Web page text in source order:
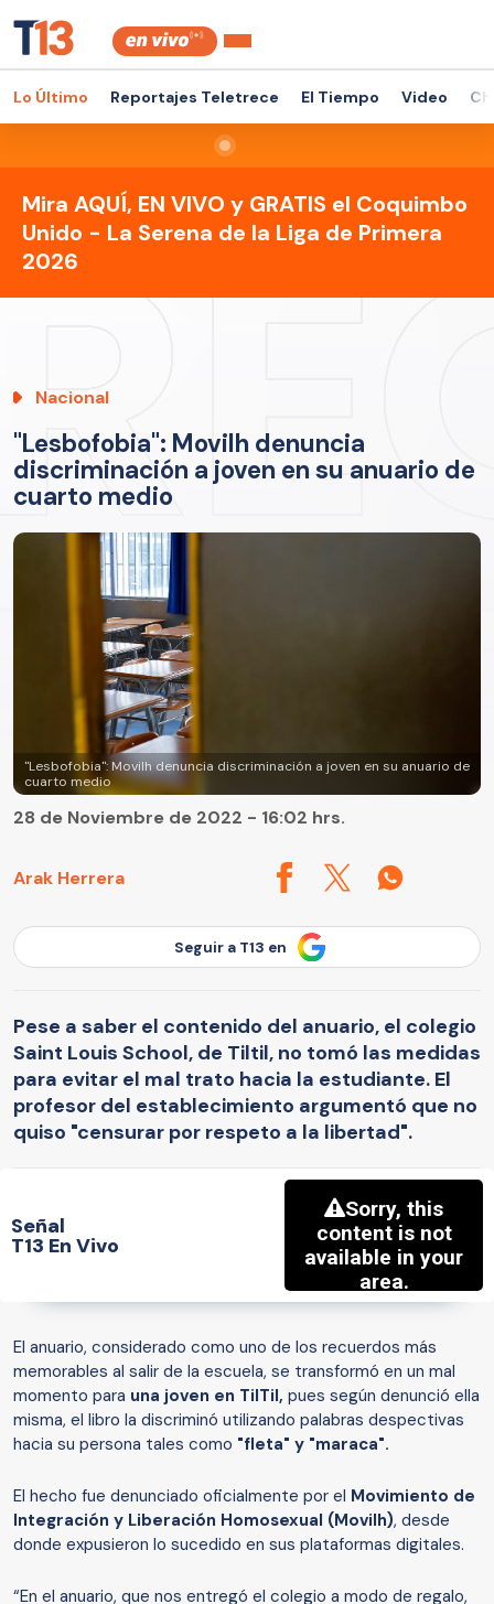
Lo Último Reportajes Teletrece El Tiempo Video
Mira AQUÍ, EN VIVO y GRATIS el Coquimbo
Unido - La Serena de la Liga de Primera
2026
Nacional
"Lesbofobia": Movilh denuncia
discriminación a joven en su anuario de
cuarto medio
"Lesbofobia": Movilh denuncia discriminación a joven en su anuario de
cuarto medio
Arak Herrera
28 de Noviembre de 2022 - 16:02 hrs.
Seguir a T13 en
Pese a saber el contenido del anuario, el colegio
Saint Louis School, de Tiltil, no tomó las medidas
para evitar el mal trato hacia la estudiante. El
profesor del establecimiento argumentó que no
quiso "censurar por respeto a la libertad".
Señal
T13 En Vivo
El anuario, considerado como uno de los recuerdos más
memorables al salir de la escuela, se transformó en un mal
momento para una joven en TilTil, pues según denunció ella
misma, el libro la discriminó utilizando palabras despectivas
hacia su persona tales como "fleta" y "maraca".
El hecho fue denunciado oficialmente por el Movimiento de
Integración y Liberación Homosexual (Movilh), desde
donde expusieron lo sucedido en sus plataformas digitales.
“En el anuario, que nos entregó el colegio a modo de regalo,